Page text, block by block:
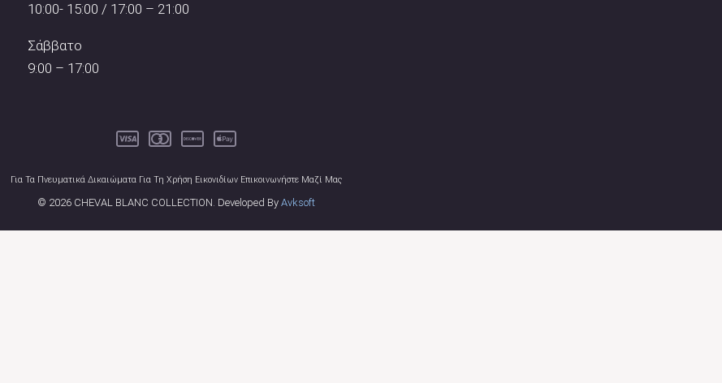
10:00- 15:00 / 17:00 – 21:00
Σάββατο
9:00 – 17:00
Για Τα Πνευματικά Δικαιώματα Για Τη Χρήση Εικονιδίων Επικοινωνήστε Μαζί Μας
© 2026 CHEVAL BLANC COLLECTION. Developed By Avksoft